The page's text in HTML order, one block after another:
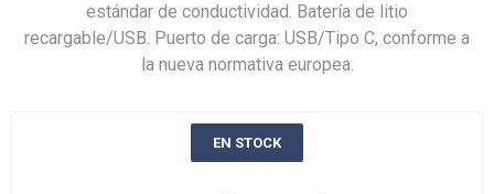
estándar de conductividad. Batería de litio
recargable/USB. Puerto de carga: USB/Tipo C, conforme a
la nueva normativa europea.
EN STOCK